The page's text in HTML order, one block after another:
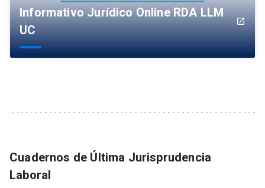
Informativo Jurídico Online RDA LLM
UC
launch
Cuadernos de Última Jurisprudencia
Laboral